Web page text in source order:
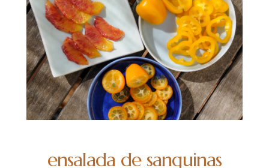
ensalada de sanguinas